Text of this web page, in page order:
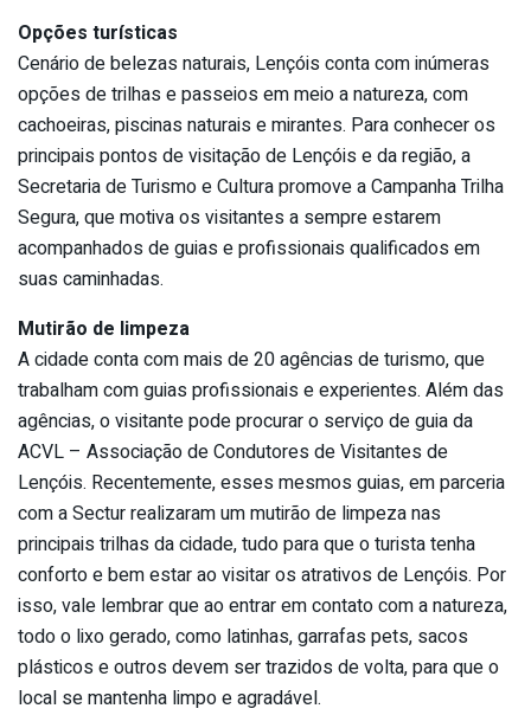
Opções turísticas
Cenário de belezas naturais, Lençóis conta com inúmeras
opções de trilhas e passeios em meio a natureza, com
cachoeiras, piscinas naturais e mirantes. Para conhecer os
principais pontos de visitação de Lençóis e da região, a
Secretaria de Turismo e Cultura promove a Campanha Trilha
Segura, que motiva os visitantes a sempre estarem
acompanhados de guias e profissionais qualificados em
suas caminhadas.
Mutirão de limpeza
A cidade conta com mais de 20 agências de turismo, que
trabalham com guias profissionais e experientes. Além das
agências, o visitante pode procurar o serviço de guia da
ACVL – Associação de Condutores de Visitantes de
Lençóis. Recentemente, esses mesmos guias, em parceria
com a Sectur realizaram um mutirão de limpeza nas
principais trilhas da cidade, tudo para que o turista tenha
conforto e bem estar ao visitar os atrativos de Lençóis. Por
isso, vale lembrar que ao entrar em contato com a natureza,
todo o lixo gerado, como latinhas, garrafas pets, sacos
plásticos e outros devem ser trazidos de volta, para que o
local se mantenha limpo e agradável.